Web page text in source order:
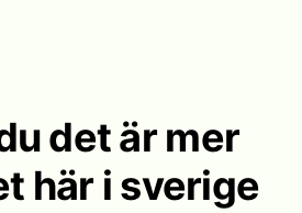
det är mer
här i sverige